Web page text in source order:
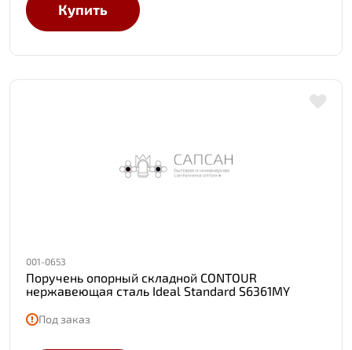
Купить
001-0653
Поручень опорный складной CONTOUR
нержавеющая сталь Ideal Standard S6361MY
Под заказ